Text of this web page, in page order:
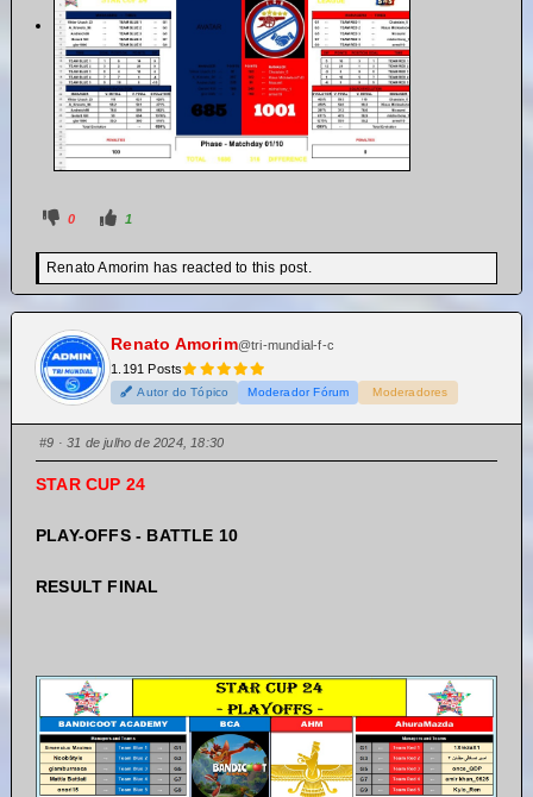
0 1
Renato Amorim has reacted to this post.
Renato Amorim@tri-mundial-f-c
1.191 Posts
Autor do Tópico Moderador Fórum Moderadores
#9 · 31 de julho de 2024, 18:30
STAR CUP 24
PLAY-OFFS - BATTLE 10
RESULT FINAL